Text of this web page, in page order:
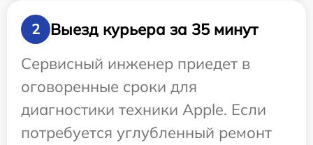
2
Выезд курьера за 35 минут
Сервисный инженер приедет в
оговоренные сроки для
диагностики техники Apple. Если
потребуется углубленный ремонт